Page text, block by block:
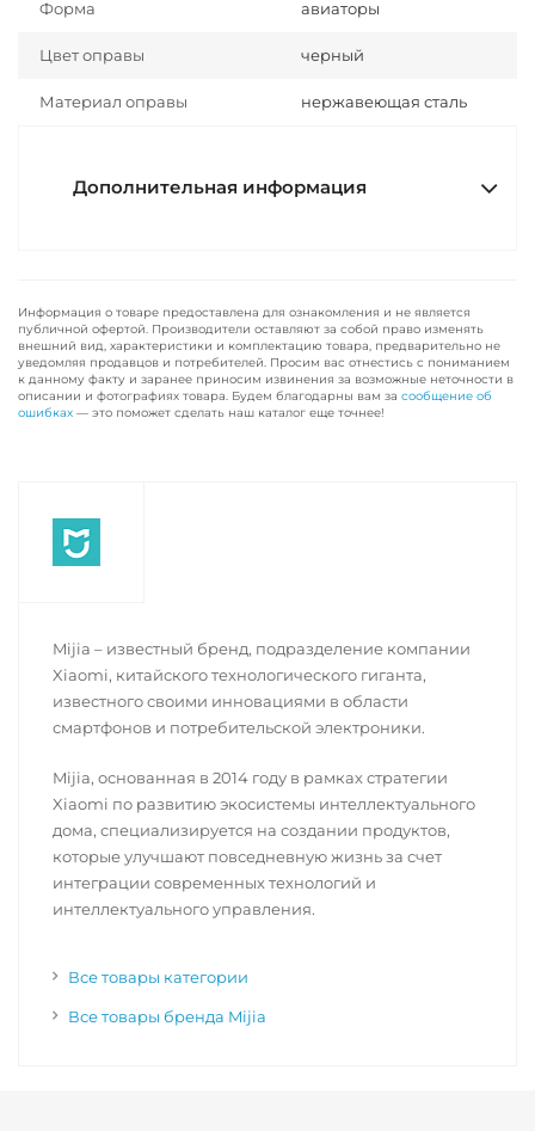
Форма авиаторы
Цвет оправы черный
Материал оправы нержавеющая сталь
Дополнительная информация
Информация о товаре предоставлена для ознакомления и не является
публичной офертой. Производители оставляют за собой право изменять
внешний вид, характеристики и комплектацию товара, предварительно не
уведомляя продавцов и потребителей. Просим вас отнестись с пониманием
к данному факту и заранее приносим извинения за возможные неточности в
описании и фотографиях товара. Будем благодарны вам за сообщение об
ошибках — это поможет сделать наш каталог еще точнее!
Mijia – известный бренд, подразделение компании
Xiaomi, китайского технологического гиганта,
известного своими инновациями в области
смартфонов и потребительской электроники.
Mijia, основанная в 2014 году в рамках стратегии
Xiaomi по развитию экосистемы интеллектуального
дома, специализируется на создании продуктов,
которые улучшают повседневную жизнь за счет
интеграции современных технологий и
интеллектуального управления.
Все товары категории
Все товары бренда Mijia